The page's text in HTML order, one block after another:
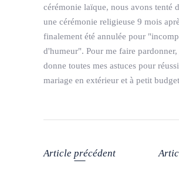
cérémonie laïque, nous avons tenté
une cérémonie religieuse 9 mois
finalement été annulée pour
d'humeur". Pour me faire pardonner,
donne toutes mes astuces pour
mariage en extérieur et à petit
Article précédent